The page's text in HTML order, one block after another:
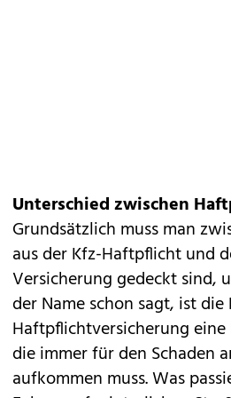
Unterschied zwischen
Grundsätzlich muss man
aus der Kfz-Haftpflicht und
Versicherung gedeckt sind,
der Name schon sagt, ist die
Haftpflichtversicherung
die immer für den Schaden
aufkommen muss. Was